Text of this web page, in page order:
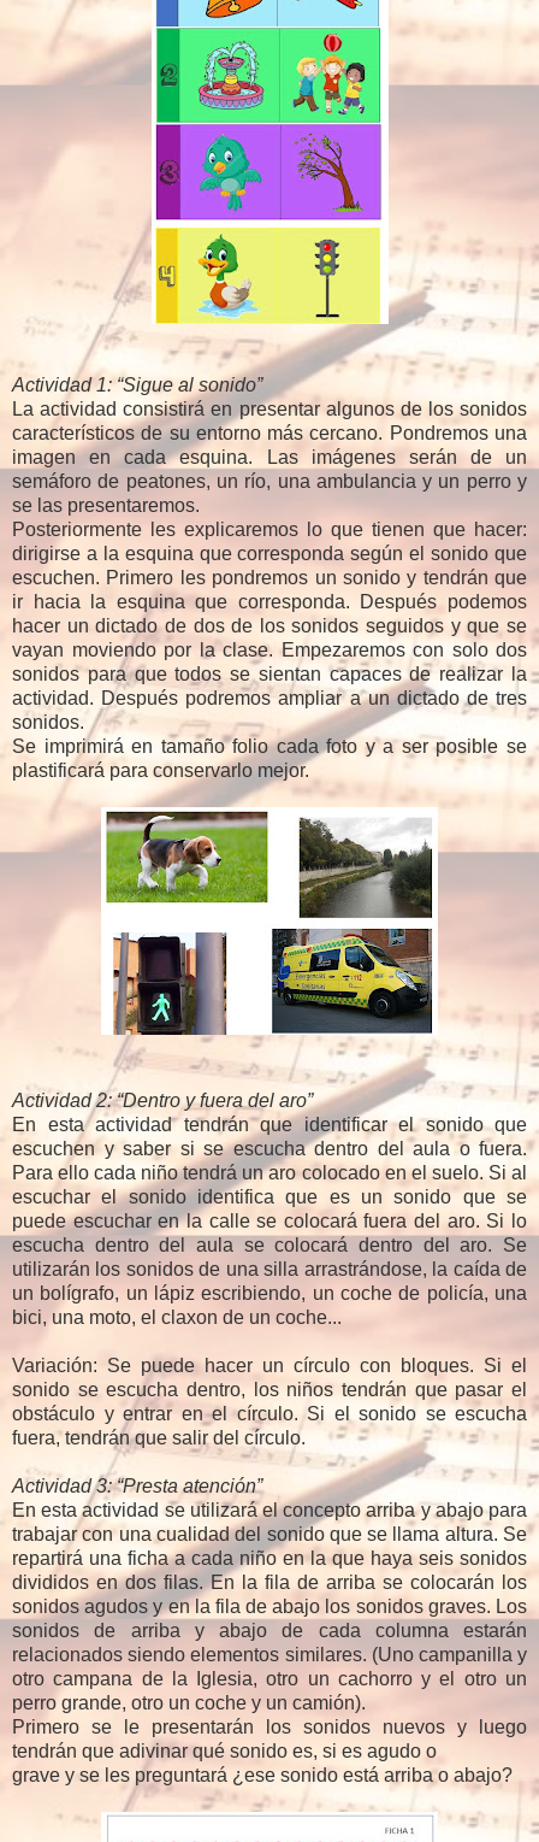
Actividad 1: “Sigue al sonido”
La actividad consistirá en presentar algunos de los sonidos
característicos de su entorno más cercano. Pondremos una
imagen en cada esquina. Las imágenes serán de un
semáforo de peatones, un río, una ambulancia y un perro y
se las presentaremos.
Posteriormente les explicaremos lo que tienen que hacer:
dirigirse a la esquina que corresponda según el sonido que
escuchen. Primero les pondremos un sonido y tendrán que
ir hacia la esquina que corresponda. Después podemos
hacer un dictado de dos de los sonidos seguidos y que se
vayan moviendo por la clase. Empezaremos con solo dos
sonidos para que todos se sientan capaces de realizar la
actividad. Después podremos ampliar a un dictado de tres
sonidos.
Se imprimirá en tamaño folio cada foto y a ser posible se
plastificará para conservarlo mejor.
Actividad 2: “Dentro y fuera del aro”
En esta actividad tendrán que identificar el sonido que
escuchen y saber si se escucha dentro del aula o fuera.
Para ello cada niño tendrá un aro colocado en el suelo. Si al
escuchar el sonido identifica que es un sonido que se
puede escuchar en la calle se colocará fuera del aro. Si lo
escucha dentro del aula se colocará dentro del aro. Se
utilizarán los sonidos de una silla arrastrándose, la caída de
un bolígrafo, un lápiz escribiendo, un coche de policía, una
bici, una moto, el claxon de un coche...
Variación: Se puede hacer un círculo con bloques. Si el
sonido se escucha dentro, los niños tendrán que pasar el
obstáculo y entrar en el círculo. Si el sonido se escucha
fuera, tendrán que salir del círculo.
Actividad 3: “Presta atención”
En esta actividad se utilizará el concepto arriba y abajo para
trabajar con una cualidad del sonido que se llama altura. Se
repartirá una ficha a cada niño en la que haya seis sonidos
divididos en dos filas. En la fila de arriba se colocarán los
sonidos agudos y en la fila de abajo los sonidos graves. Los
sonidos de arriba y abajo de cada columna estarán
relacionados siendo elementos similares. (Uno campanilla y
otro campana de la Iglesia, otro un cachorro y el otro un
perro grande, otro un coche y un camión).
Primero se le presentarán los sonidos nuevos y luego
tendrán que adivinar qué sonido es, si es agudo o
grave y se les preguntará ¿ese sonido está arriba o abajo?